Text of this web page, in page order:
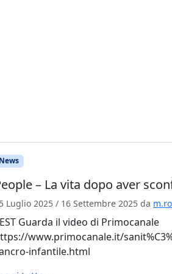
News
– La vita dopo aver
Luglio 2025 / 16 Settembre 2025 da
Guarda il video di Primocanale
www.primocanale.it/
infantile.html